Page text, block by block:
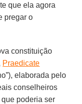
que ela agora
pregar o
constituição
Praedicate
elaborada pelo
conselheiros
poderia ser